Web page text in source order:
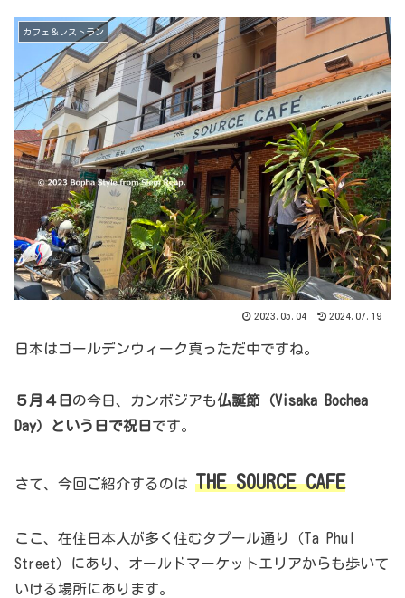
カフェ＆レストラン
2023.05.04 2024.07.19
日本はゴールデンウィーク真っただ中ですね。
５月４日 の今日、カンボジアも仏誕節（Visaka Bochea
Day）という日で祝日 です。
さて、今回ご紹介するのは THE SOURCE CAFE
ここ、在住日本人が多く住むタプール通り（Ta Phul
Street）にあり、オールドマーケットエリアからも歩いて
いける場所にあります。